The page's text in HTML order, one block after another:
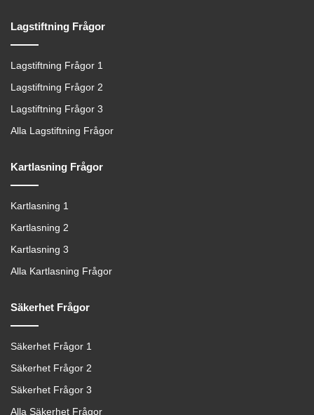
Lagstiftning Frågor
Lagstiftning Frågor 1
Lagstiftning Frågor 2
Lagstiftning Frågor 3
Alla Lagstiftning Frågor
Kartlasning Frågor
Kartlasning 1
Kartlasning 2
Kartlasning 3
Alla Kartlasning Frågor
Säkerhet Frågor
Säkerhet Frågor 1
Säkerhet Frågor 2
Säkerhet Frågor 3
Alla Säkerhet Frågor